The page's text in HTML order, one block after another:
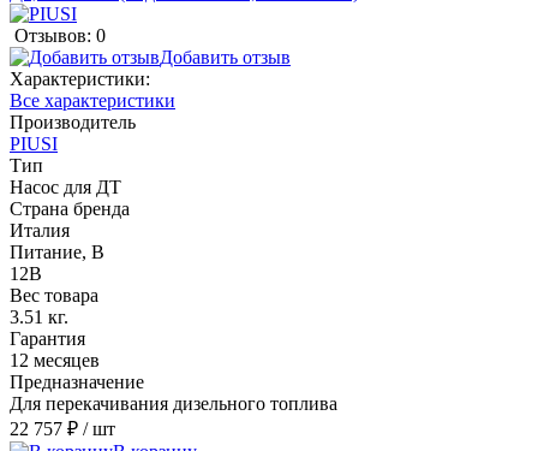
Отзывов: 0
Добавить отзыв
Характеристики:
Все характеристики
Производитель
PIUSI
Тип
Насос для ДТ
Страна бренда
Италия
Питание, В
12В
Вес товара
3.51 кг.
Гарантия
12 месяцев
Предназначение
Для перекачивания дизельного топлива
22 757 ₽ / шт